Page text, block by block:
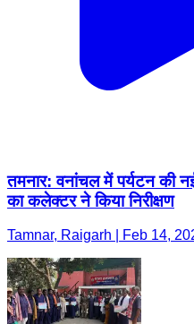
तमनार: वनांचल में पर्यटन की
का कलेक्टर ने किया निरीक्षण
Tamnar, Raigarh | Feb 14,